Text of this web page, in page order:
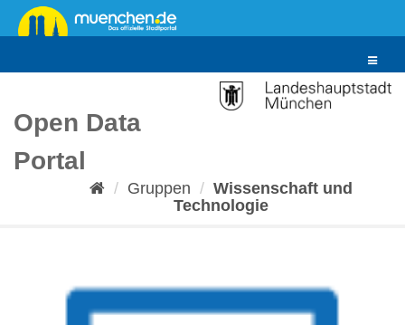
Überspringen
zum
Toggle
Open Data
Portal
Gruppen
Wissenschaft und
Technologie